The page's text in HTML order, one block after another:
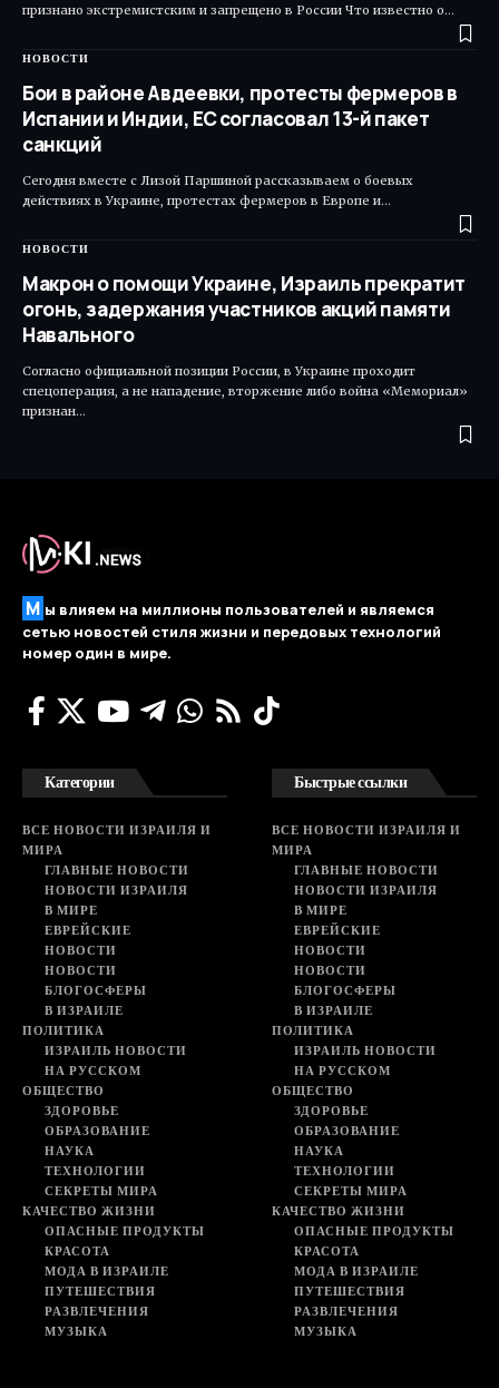
признано экстремистским и запрещено в России Что известно о…
НОВОСТИ
Бои в районе Авдеевки, протесты фермеров в
Испании и Индии, ЕС согласовал 13-й пакет
санкций
Сегодня вместе с Лизой Паршиной рассказываем о боевых
действиях в Украине, протестах фермеров в Европе и…
НОВОСТИ
Макрон о помощи Украине, Израиль прекратит
огонь, задержания участников акций памяти
Навального
Согласно официальной позиции России, в Украине проходит
спецоперация, а не нападение, вторжение либо война «Мемориал»
признан…
М ы влияем на миллионы пользователей и являемся
сетью новостей стиля жизни и передовых технологий
номер один в мире.
Категории
ВСЕ НОВОСТИ ИЗРАИЛЯ И
МИРА
ГЛАВНЫЕ НОВОСТИ
НОВОСТИ ИЗРАИЛЯ
В МИРЕ
ЕВРЕЙСКИЕ
НОВОСТИ
НОВОСТИ
БЛОГОСФЕРЫ
В ИЗРАИЛЕ
ПОЛИТИКА
ИЗРАИЛЬ НОВОСТИ
НА РУССКОМ
ОБЩЕСТВО
ЗДОРОВЬЕ
ОБРАЗОВАНИЕ
НАУКА
ТЕХНОЛОГИИ
СЕКРЕТЫ МИРА
КАЧЕСТВО ЖИЗНИ
ОПАСНЫЕ ПРОДУКТЫ
КРАСОТА
МОДА В ИЗРАИЛЕ
ПУТЕШЕСТВИЯ
РАЗВЛЕЧЕНИЯ
МУЗЫКА
Быстрые ссылки
ВСЕ НОВОСТИ ИЗРАИЛЯ И
МИРА
ГЛАВНЫЕ НОВОСТИ
НОВОСТИ ИЗРАИЛЯ
В МИРЕ
ЕВРЕЙСКИЕ
НОВОСТИ
НОВОСТИ
БЛОГОСФЕРЫ
В ИЗРАИЛЕ
ПОЛИТИКА
ИЗРАИЛЬ НОВОСТИ
НА РУССКОМ
ОБЩЕСТВО
ЗДОРОВЬЕ
ОБРАЗОВАНИЕ
НАУКА
ТЕХНОЛОГИИ
СЕКРЕТЫ МИРА
КАЧЕСТВО ЖИЗНИ
ОПАСНЫЕ ПРОДУКТЫ
КРАСОТА
МОДА В ИЗРАИЛЕ
ПУТЕШЕСТВИЯ
РАЗВЛЕЧЕНИЯ
МУЗЫКА